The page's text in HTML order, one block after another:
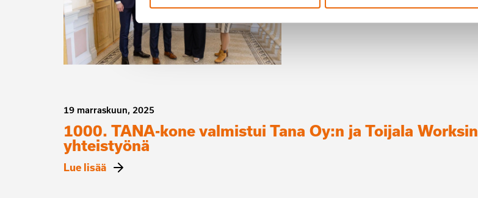
19 marraskuun, 2025
1000. TANA-kone valmistui Tana Oy:n ja Toijala Worksin
yhteistyönä
Lue lisää